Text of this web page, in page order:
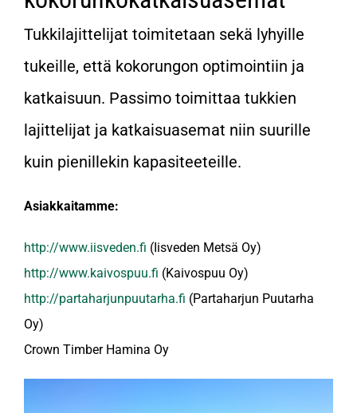
Tukkilajittelijat toimitetaan sekä lyhyille
tukeille, että kokorungon optimointiin ja
katkaisuun. Passimo toimittaa tukkien
lajittelijat ja katkaisuasemat niin suurille
kuin pienillekin kapasiteeteille.
Asiakkaitamme:
http://www.iisveden.fi (Iisveden Metsä Oy)
http://www.kaivospuu.fi (Kaivospuu Oy)
http://partaharjunpuutarha.fi (Partaharjun Puutarha
Oy)
Crown Timber Hamina Oy